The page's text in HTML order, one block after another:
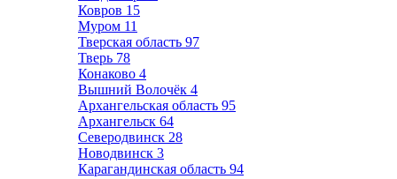
Ковров 15
Муром 11
Тверская область 97
Тверь 78
Конаково 4
Вышний Волочёк 4
Архангельская область 95
Архангельск 64
Северодвинск 28
Новодвинск 3
Карагандинская область 94